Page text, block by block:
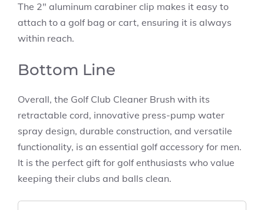
The 2″ aluminum carabiner clip makes it easy to
attach to a golf bag or cart, ensuring it is always
within reach.
Bottom Line
Overall, the Golf Club Cleaner Brush with its
retractable cord, innovative press-pump water
spray design, durable construction, and versatile
functionality, is an essential golf accessory for men.
It is the perfect gift for golf enthusiasts who value
keeping their clubs and balls clean.